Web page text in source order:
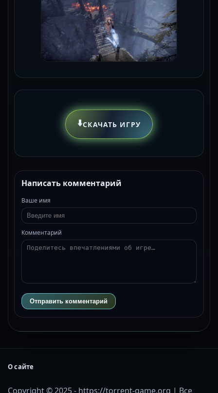
⬇️СКАЧАТЬ ИГРУ
Написать комментарий
Ваше имя
Комментарий
Отправить комментарий
О сайте
Copyright © 2025 - https://torrent-game.org | Все